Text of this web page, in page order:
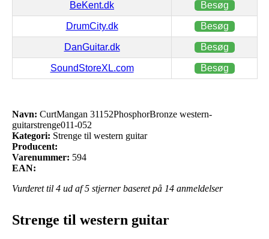
BeKent.dk Besøg
DrumCity.dk Besøg
DanGuitar.dk Besøg
SoundStoreXL.com Besøg
Navn: CurtMangan 31152PhosphorBronze western-
guitarstrenge011-052
Kategori: Strenge til western guitar
Producent:
Varenummer: 594
EAN:
Vurderet til 4 ud af 5 stjerner baseret på 14 anmeldelser
Strenge til western guitar